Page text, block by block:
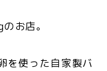
お店。
を使った自家製バ